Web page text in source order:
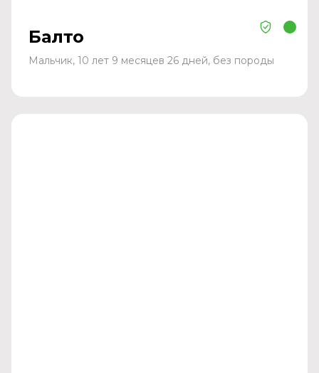
Балто
Мальчик, 10 лет 9 месяцев 26 дней, без породы